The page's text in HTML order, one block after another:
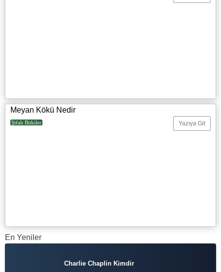
Meyan Kökü Nedir
Şifalı Bitkiler Yazıya Git
En Yeniler
Charlie Chaplin Kimdir